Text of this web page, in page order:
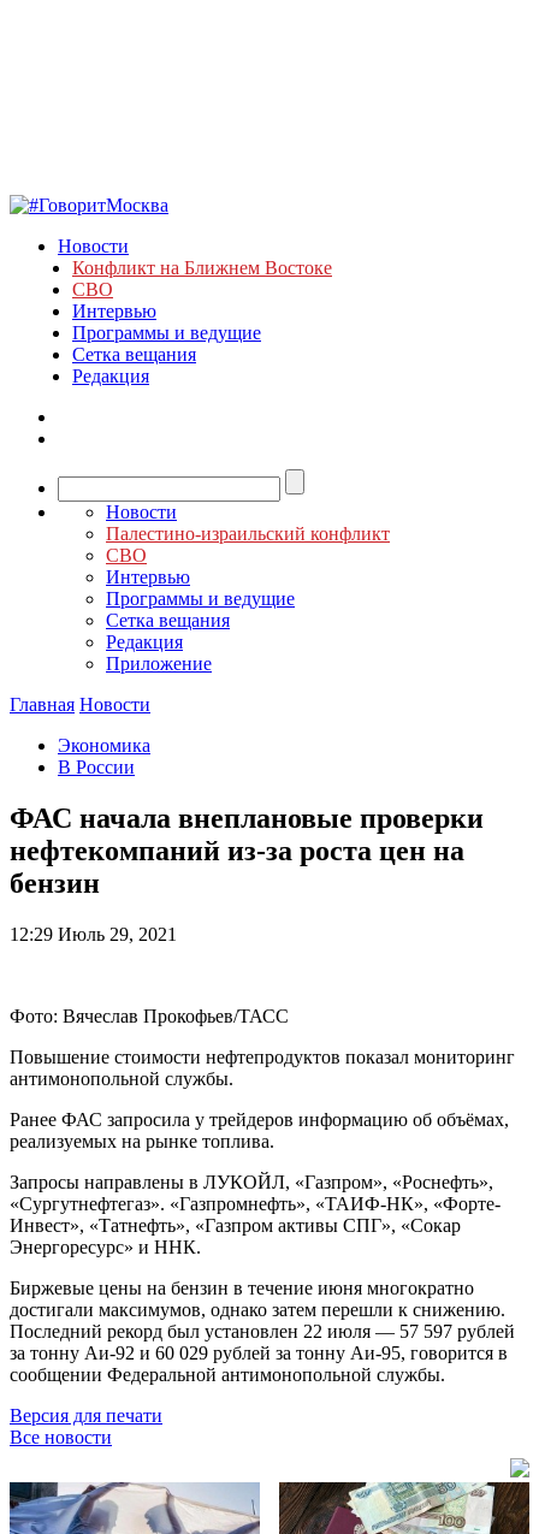
Новости
Конфликт на Ближнем Востоке
СВО
Интервью
Программы и ведущие
Сетка вещания
Редакция
Новости
Палестино-израильский конфликт
СВО
Интервью
Программы и ведущие
Сетка вещания
Редакция
Приложение
Главная Новости
Экономика
В России
ФАС начала внеплановые проверки
нефтекомпаний из-за роста цен на
бензин
12:29 Июль 29, 2021
Фото: Вячеслав Прокофьев/ТАСС
Повышение стоимости нефтепродуктов показал мониторинг
антимонопольной службы.
Ранее ФАС запросила у трейдеров информацию об объёмах,
реализуемых на рынке топлива.
Запросы направлены в ЛУКОЙЛ, «Газпром», «Роснефть»,
«Сургутнефтегаз». «Газпромнефть», «ТАИФ-НК», «Форте-
Инвест», «Татнефть», «Газпром активы СПГ», «Сокар
Энергоресурс» и ННК.
Биржевые цены на бензин в течение июня многократно
достигали максимумов, однако затем перешли к снижению.
Последний рекорд был установлен 22 июля — 57 597 рублей
за тонну Аи-92 и 60 029 рублей за тонну Аи-95, говорится в
сообщении Федеральной антимонопольной службы.
Версия для печати
Все новости